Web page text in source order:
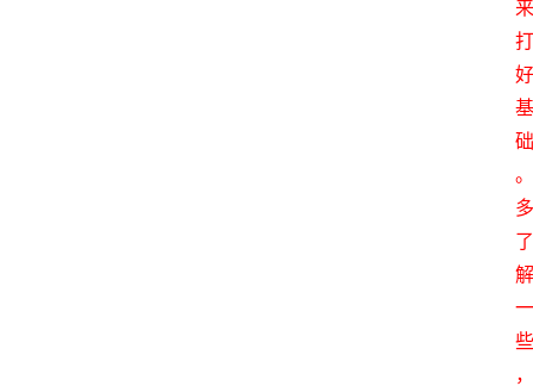
来
打
好
基
础
。
多
了
解
一
些
，